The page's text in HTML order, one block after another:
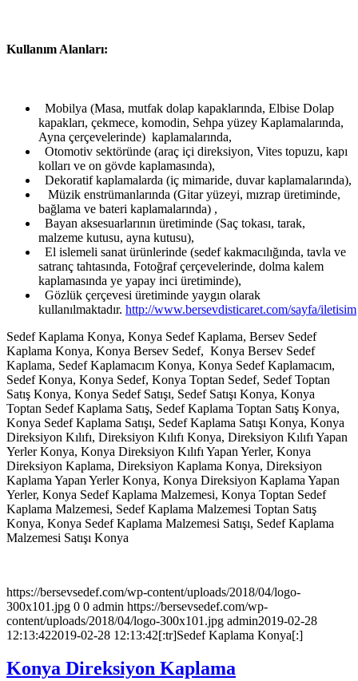
Kullanım Alanları:
Mobilya (Masa, mutfak dolap kapaklarında, Elbise Dolap
kapakları, çekmece, komodin, Sehpa yüzey Kaplamalarında,
Ayna çerçevelerinde) kaplamalarında,
Otomotiv sektöründe (araç içi direksiyon, Vites topuzu, kapı
kolları ve on gövde kaplamasında),
Dekoratif kaplamalarda (iç mimaride, duvar kaplamalarında),
Müzik enstrümanlarında (Gitar yüzeyi, mızrap üretiminde,
bağlama ve bateri kaplamalarında) ,
Bayan aksesuarlarının üretiminde (Saç tokası, tarak,
malzeme kutusu, ayna kutusu),
El islemeli sanat ürünlerinde (sedef kakmacılığında, tavla ve
satranç tahtasında, Fotoğraf çerçevelerinde, dolma kalem
kaplamasında ye yapay inci üretiminde),
Gözlük çerçevesi üretiminde yaygın olarak
kullanılmaktadır. http://www.bersevdisticaret.com/sayfa/iletisim
Sedef Kaplama Konya, Konya Sedef Kaplama, Bersev Sedef
Kaplama Konya, Konya Bersev Sedef, Konya Bersev Sedef
Kaplama, Sedef Kaplamacım Konya, Konya Sedef Kaplamacım,
Sedef Konya, Konya Sedef, Konya Toptan Sedef, Sedef Toptan
Satış Konya, Konya Sedef Satışı, Sedef Satışı Konya, Konya
Toptan Sedef Kaplama Satış, Sedef Kaplama Toptan Satış Konya,
Konya Sedef Kaplama Satışı, Sedef Kaplama Satışı Konya, Konya
Direksiyon Kılıfı, Direksiyon Kılıfı Konya, Direksiyon Kılıfı Yapan
Yerler Konya, Konya Direksiyon Kılıfı Yapan Yerler, Konya
Direksiyon Kaplama, Direksiyon Kaplama Konya, Direksiyon
Kaplama Yapan Yerler Konya, Konya Direksiyon Kaplama Yapan
Yerler, Konya Sedef Kaplama Malzemesi, Konya Toptan Sedef
Kaplama Malzemesi, Sedef Kaplama Malzemesi Toptan Satış
Konya, Konya Sedef Kaplama Malzemesi Satışı, Sedef Kaplama
Malzemesi Satışı Konya
https://bersevsedef.com/wp-content/uploads/2018/04/logo-
300x101.jpg 0 0 admin https://bersevsedef.com/wp-
content/uploads/2018/04/logo-300x101.jpg admin2019-02-28
12:13:422019-02-28 12:13:42[:tr]Sedef Kaplama Konya[:]
Konya Direksiyon Kaplama